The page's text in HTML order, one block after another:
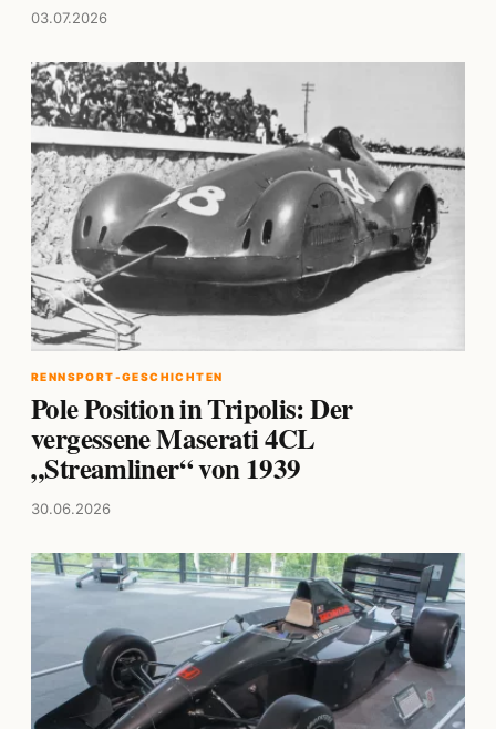
03.07.2026
RENNSPORT-GESCHICHTEN
Pole Position in Tripolis: Der
vergessene Maserati 4CL
„Streamliner“ von 1939
30.06.2026